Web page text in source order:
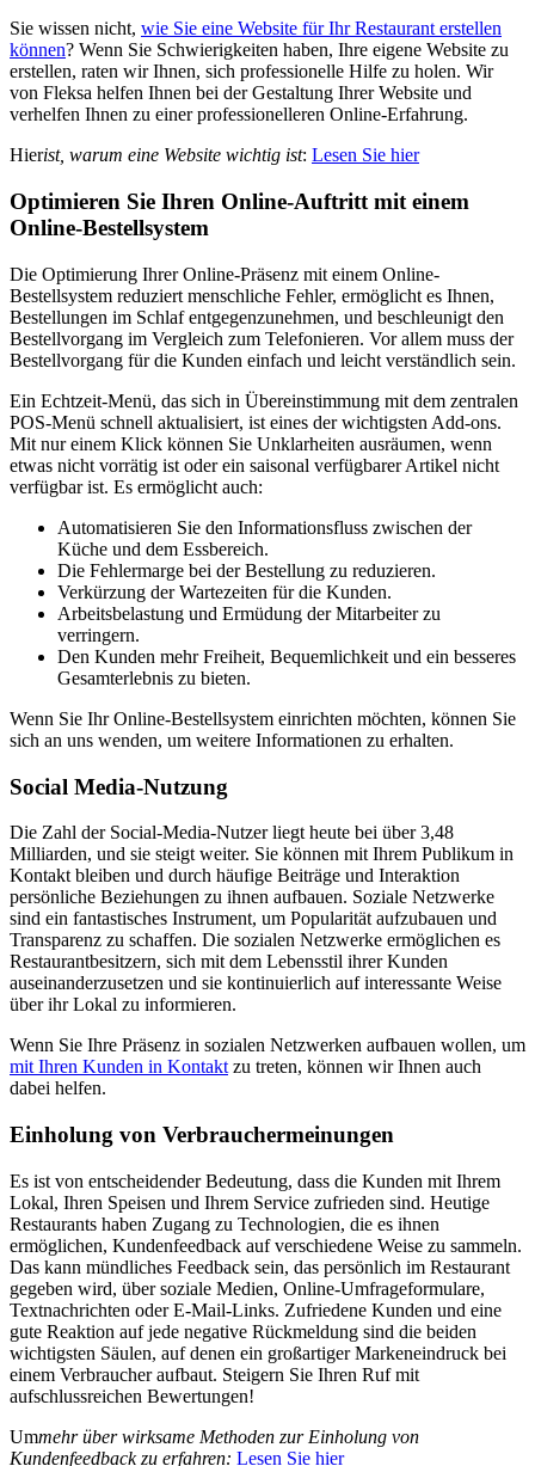
Sie wissen nicht, wie Sie eine Website für Ihr Restaurant erstellen
können? Wenn Sie Schwierigkeiten haben, Ihre eigene Website zu
erstellen, raten wir Ihnen, sich professionelle Hilfe zu holen. Wir
von Fleksa helfen Ihnen bei der Gestaltung Ihrer Website und
verhelfen Ihnen zu einer professionelleren Online-Erfahrung.
‍Hierist, warum eine Website wichtig ist: Lesen Sie hier
Optimieren Sie Ihren Online-Auftritt mit einem
Online-Bestellsystem
Die Optimierung Ihrer Online-Präsenz mit einem Online-
Bestellsystem reduziert menschliche Fehler, ermöglicht es Ihnen,
Bestellungen im Schlaf entgegenzunehmen, und beschleunigt den
Bestellvorgang im Vergleich zum Telefonieren. Vor allem muss der
Bestellvorgang für die Kunden einfach und leicht verständlich sein.
Ein Echtzeit-Menü, das sich in Übereinstimmung mit dem zentralen
POS-Menü schnell aktualisiert, ist eines der wichtigsten Add-ons.
Mit nur einem Klick können Sie Unklarheiten ausräumen, wenn
etwas nicht vorrätig ist oder ein saisonal verfügbarer Artikel nicht
verfügbar ist. Es ermöglicht auch:
Automatisieren Sie den Informationsfluss zwischen der
Küche und dem Essbereich.
Die Fehlermarge bei der Bestellung zu reduzieren.
Verkürzung der Wartezeiten für die Kunden.
Arbeitsbelastung und Ermüdung der Mitarbeiter zu
verringern.
Den Kunden mehr Freiheit, Bequemlichkeit und ein besseres
Gesamterlebnis zu bieten.
Wenn Sie Ihr Online-Bestellsystem einrichten möchten, können Sie
sich an uns wenden, um weitere Informationen zu erhalten.
Social Media-Nutzung
Die Zahl der Social-Media-Nutzer liegt heute bei über 3,48
Milliarden, und sie steigt weiter. Sie können mit Ihrem Publikum in
Kontakt bleiben und durch häufige Beiträge und Interaktion
persönliche Beziehungen zu ihnen aufbauen. Soziale Netzwerke
sind ein fantastisches Instrument, um Popularität aufzubauen und
Transparenz zu schaffen. Die sozialen Netzwerke ermöglichen es
Restaurantbesitzern, sich mit dem Lebensstil ihrer Kunden
auseinanderzusetzen und sie kontinuierlich auf interessante Weise
über ihr Lokal zu informieren.
Wenn Sie Ihre Präsenz in sozialen Netzwerken aufbauen wollen, um
mit Ihren Kunden in Kontakt zu treten, können wir Ihnen auch
dabei helfen.
Einholung von Verbrauchermeinungen
Es ist von entscheidender Bedeutung, dass die Kunden mit Ihrem
Lokal, Ihren Speisen und Ihrem Service zufrieden sind. Heutige
Restaurants haben Zugang zu Technologien, die es ihnen
ermöglichen, Kundenfeedback auf verschiedene Weise zu sammeln.
Das kann mündliches Feedback sein, das persönlich im Restaurant
gegeben wird, über soziale Medien, Online-Umfrageformulare,
Textnachrichten oder E-Mail-Links. Zufriedene Kunden und eine
gute Reaktion auf jede negative Rückmeldung sind die beiden
wichtigsten Säulen, auf denen ein großartiger Markeneindruck bei
einem Verbraucher aufbaut. Steigern Sie Ihren Ruf mit
aufschlussreichen Bewertungen!
‍Ummehr über wirksame Methoden zur Einholung von
Kundenfeedback zu erfahren: Lesen Sie hier